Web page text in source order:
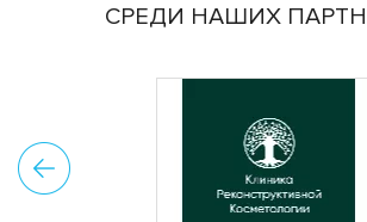
СРЕДИ НАШИХ